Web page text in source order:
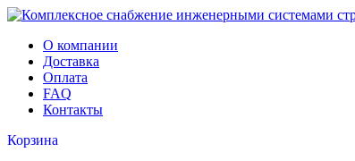
О компании
Доставка
Оплата
FAQ
Контакты
Корзина